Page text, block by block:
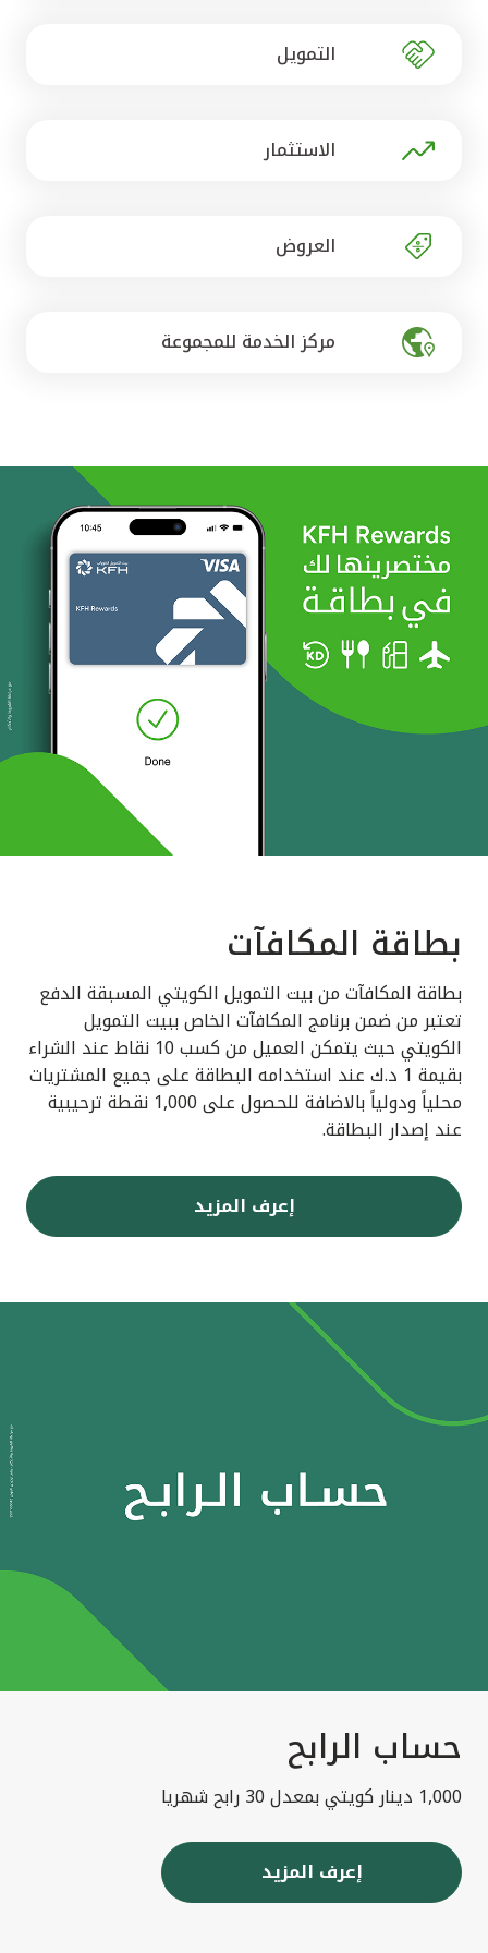
مصر
التمويل
الاستثمار
العروض
مركز الخدمة للمجموعة
بطاقة المكافآت
بطاقة المكافآت من بيت التمويل الكويتي المسبقة الدفع
تعتبر من ضمن برنامج المكافآت الخاص ببيت التمويل
الكويتي حيث يتمكن العميل من كسب 10 نقاط عند الشراء
بقيمة 1 د.ك عند استخدامه البطاقة على جميع المشتريات
محلياً ودولياً بالاضافة للحصول على 1,000 نقطة ترحيبية
عند إصدار البطاقة.
إعرف المزيد
حساب الرابح
1,000 دينار كويتي بمعدل 30 رابح شهريا
إعرف المزيد